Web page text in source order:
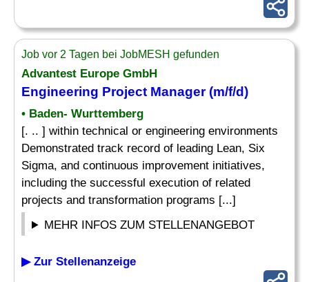
Job vor 2 Tagen bei JobMESH gefunden
Advantest Europe GmbH
Engineering Project Manager (m/f/d)
• Baden- Wurttemberg
[. .. ] within technical or engineering environments
Demonstrated track record of leading Lean, Six
Sigma, and continuous improvement initiatives,
including the successful execution of related
projects and transformation programs [...]
MEHR INFOS ZUM STELLENANGEBOT
▶ Zur Stellenanzeige